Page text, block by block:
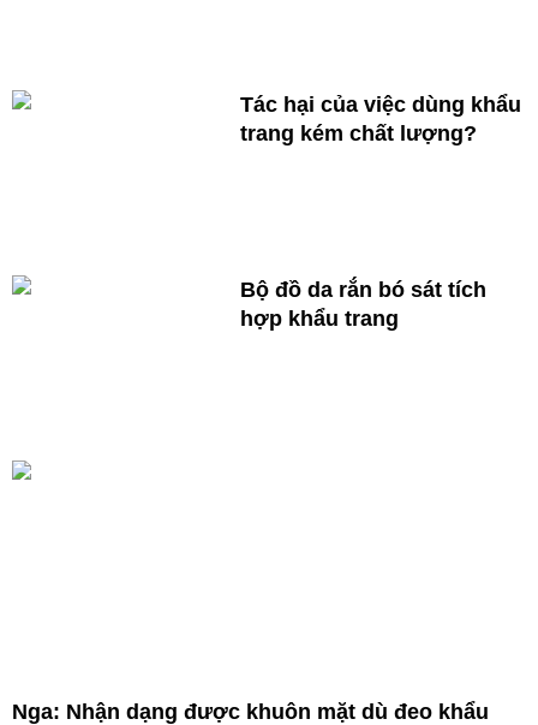
Tác hại của việc dùng khẩu
trang kém chất lượng?
Bộ đồ da rắn bó sát tích
hợp khẩu trang
Nga: Nhận dạng được khuôn mặt dù đeo khẩu